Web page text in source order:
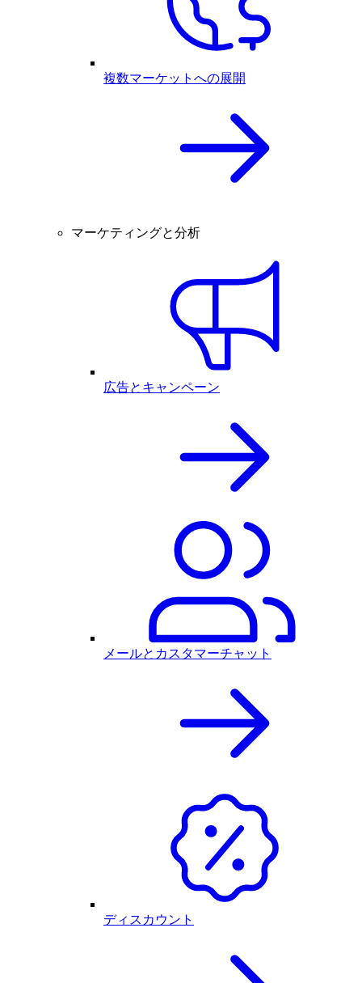
複数マーケットへの展開
マーケティングと分析
広告とキャンペーン
メールとカスタマーチャット
ディスカウント